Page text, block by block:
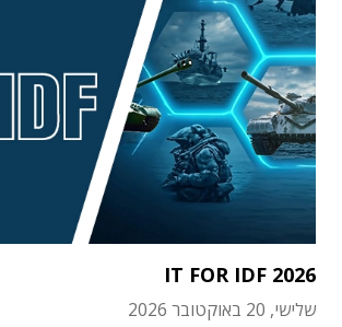
IT FOR IDF 2026
שלישי, 20 באוקטובר 2026